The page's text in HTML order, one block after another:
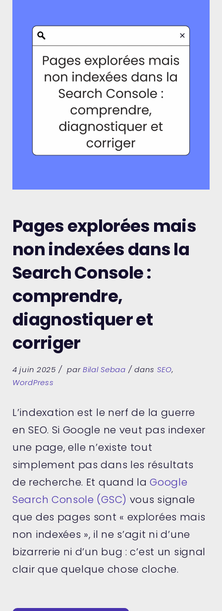
Pages explorées mais
non indexées dans la
Search Console :
comprendre,
diagnostiquer et
corriger
4 juin 2025 parBilal Sebaa dans SEO,
WordPress
L’indexation est le nerf de la guerre
en SEO. Si Google ne veut pas indexer
une page, elle n’existe tout
simplement pas dans les résultats
de recherche. Et quand laGoogle
Search Console (GSC) vous signale
que des pages sont « explorées mais
non indexées », il ne s’agit ni d’une
bizarrerie ni d’un bug : c’est un signal
clair que quelque chose cloche.